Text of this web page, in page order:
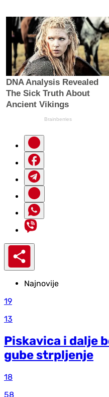
Najnovije
19
13
Piskavica i dalje
gube strpljenje
18
58